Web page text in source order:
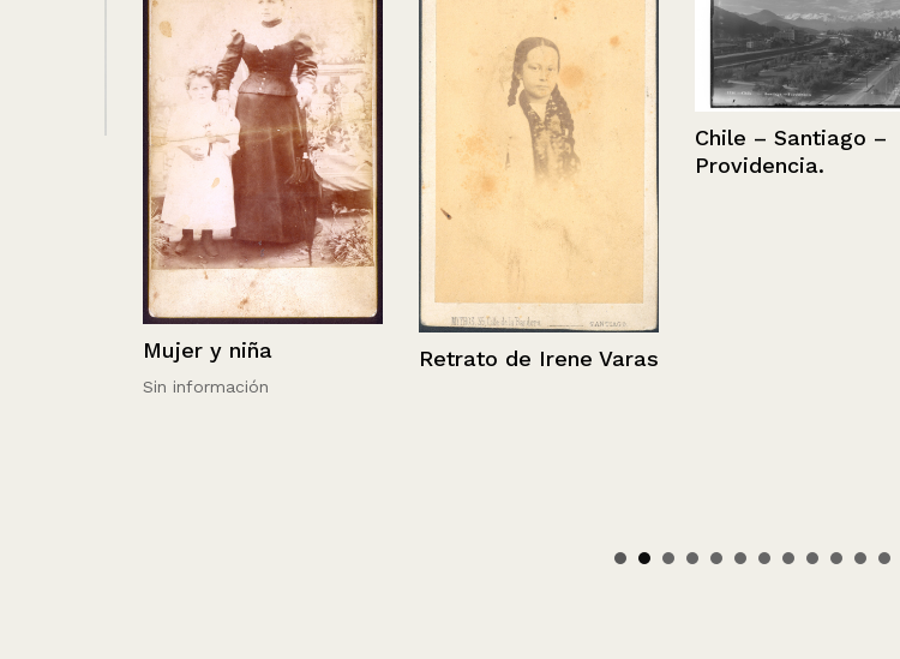
Mujer y niña
Sin información
Retrato de Irene Varas
Chile – Santiago –
Providencia.